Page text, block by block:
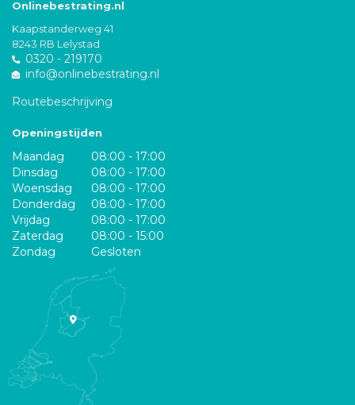
Onlinebestrating.nl
Kaapstanderweg 41
8243 RB Lelystad
0320 - 219170
info@onlinebestrating.nl
Routebeschrijving
Openingstijden
Maandag
08:00 - 17:00
Dinsdag
08:00 - 17:00
Woensdag
08:00 - 17:00
Donderdag
08:00 - 17:00
Vrijdag
08:00 - 17:00
Zaterdag
08:00 - 15:00
Zondag
Gesloten